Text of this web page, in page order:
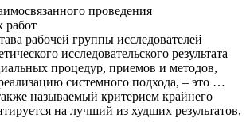
проведения
работ
рабочей группы исследователей
исследовательского результата
процедур, приемов и методов,
системного подхода, – это …
называемый критерием крайнего
на лучший из худших результатов,